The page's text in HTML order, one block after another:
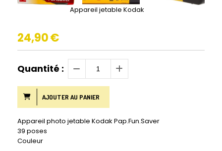
Appareil jetable Kodak
24,90€
Quantité :
AJOUTER AU PANIER
Appareil photo jetable Kodak Pap.Fun.Saver
39 poses
Couleur